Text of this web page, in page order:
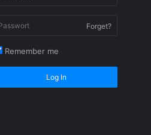
Forget?
Remember me
Log In